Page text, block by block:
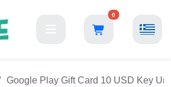
0
Google Play Gift Card 10 USD Key